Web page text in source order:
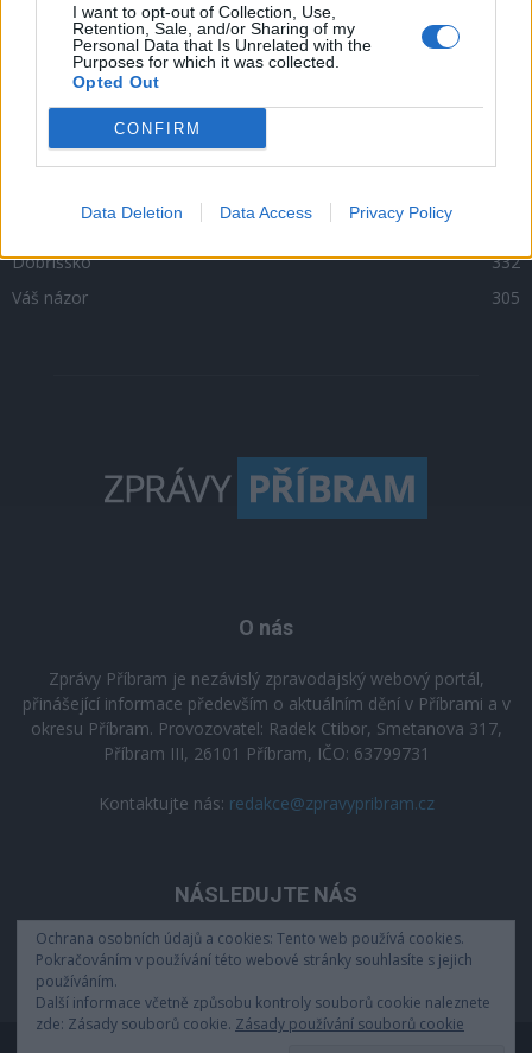
I want to opt-out of Collection, Use,
Retention, Sale, and/or Sharing of my
Personal Data that Is Unrelated with the
Purposes for which it was collected.
Opted Out
CONFIRM
Data Deletion Data Access Privacy Policy
Zpravodajství
O čem se mluví
Dobříšsko
332
Váš názor
305
O nás
Zprávy Příbram je nezávislý zpravodajský webový portál,
přinášející informace především o aktuálním dění v Příbrami a v
okresu Příbram. Provozovatel: Radek Ctibor, Smetanova 317,
Příbram III, 26101 Příbram, IČO: 63799731
Kontaktujte nás: redakce@zpravypribram.cz
NÁSLEDUJTE NÁS
Ochrana osobních údajů a cookies: Tento web používá cookies.
Pokračováním v používání této webové stránky souhlasíte s jejich
používáním.
Další informace včetně způsobu kontroly souborů cookie naleznete
zde: Zásady souborů cookie. Zásady používání souborů cookie